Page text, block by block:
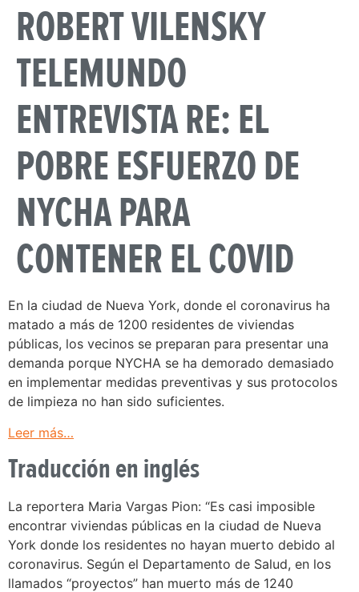
ROBERT VILENSKY
TELEMUNDO
ENTREVISTA RE: EL
POBRE ESFUERZO DE
NYCHA PARA
CONTENER EL COVID
En la ciudad de Nueva York, donde el coronavirus ha
matado a más de 1200 residentes de viviendas
públicas, los vecinos se preparan para presentar una
demanda porque NYCHA se ha demorado demasiado
en implementar medidas preventivas y sus protocolos
de limpieza no han sido suficientes.
Leer más…
Traducción en inglés
La reportera Maria Vargas Pion: “Es casi imposible
encontrar viviendas públicas en la ciudad de Nueva
York donde los residentes no hayan muerto debido al
coronavirus. Según el Departamento de Salud, en los
llamados “proyectos” han muerto más de 1240